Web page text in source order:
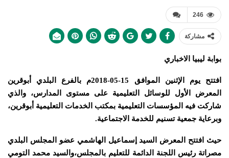
246
مشاركة
بوابة ليبيا الاخباري
افتتح يوم الإثنين الموافق 15-05-2018م بالفرع البلدي أبوقرين
المعرض الأول للوسائل التعليمية على مستوى المدارس، والذي
شاركت فيه المؤسسات التعليمية بمكتب الخدمات التعليمية أبوقرين،
وبرعاية جمعية تسنيم للخدمة الاجتماعية.
حيث افتتح المعرض السيد إسماعيل الهاشمي عضو المجلس البلدي
مصراتة رئيس اللجنة الدائمة للتعليم بالمجلس،والسيد محمد التومي